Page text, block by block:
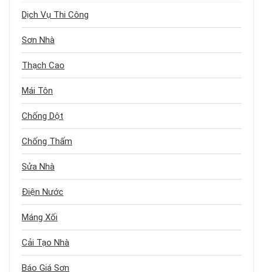
Dịch Vụ Thi Công
Sơn Nhà
Thạch Cao
Mái Tôn
Chống Dột
Chống Thấm
Sửa Nhà
Điện Nước
Máng Xối
Cải Tạo Nhà
Báo Giá Sơn